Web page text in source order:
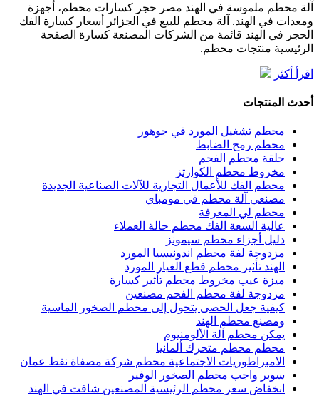
آلة محطم ملموسة في الهند مصر حجر كسارات محطم، أجهزة
ومعدات في الهند. آلة محطم للبيع في الجزائر أسعار كسارة الفك
الحجر في الهند قائمة من الشركات المصنعة كسارة الصفحة
الرئيسية منتجات محطم.
اقرأ أكثر
أحدث المنتجات
محطم تشغيل المورد في جوهور
محطم رمح الضابط
حلقة محطم الفحم
مخروط محطم الكوارتز
محطم الفك للأعمال التجارية للآلات الصناعية الجديدة
مصنعي آلة محطم في مومباي
محطم لي المعرفة
عالية السعة الفك محطم حالة العملاء
دليل أجزاء محطم سيمونز
مزدوجة لفة محطم اندونيسيا المورد
الهند تأثير محطم قطع الغيار المورد
ميزة عيب مخروط محطم تأثير كسارة
مزدوجة لفة محطم الفحم مصنعين
كيفية جعل الحصى يتحول إلى محطم الصخور الماسية
ومصنع محطم الهند
يمكن محطم آلة الألومنيوم
محطم محطم متحرك ألمانيا
الامبراطوريات الاجتماعية محطم شركة مصفاة نفط عمان
سوبر واجب محطم الصخور الوفير
انخفاض سعر محطم الرئيسية المصنعين شافت في الهند